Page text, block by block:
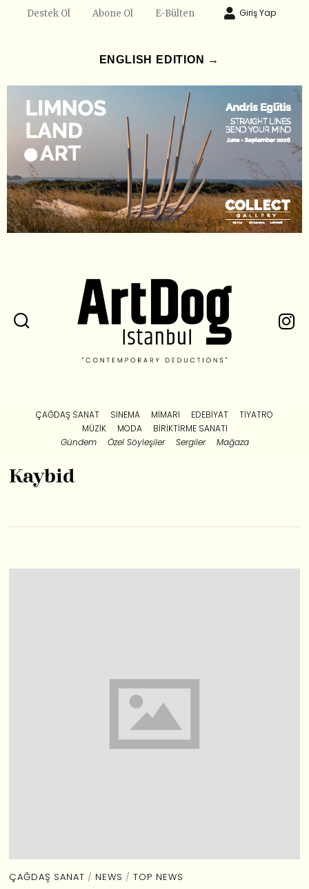
Destek Ol Abone Ol E-Bülten Giriş Yap
ENGLISH EDITION →
ÇAĞDAŞ SANAT SINEMA MIMARI EDEBIYAT
TIYATRO
MÜZIK
MODA
BIRIKTIRME SANATI
Gündem
Özel Söyleşiler Sergiler Mağaza
Kaybid
ÇAĞDAŞ SANAT / NEWS / TOP NEWS